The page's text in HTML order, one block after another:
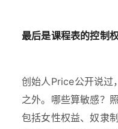
最后是课程表的控制权
创始人Price公开说过
之外。哪些算敏感？
包括女性权益、奴隶